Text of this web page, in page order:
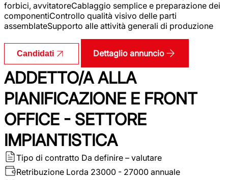
forbici, avvitatoreCablaggio semplice e preparazione dei
componentiControllo qualità visivo delle parti
assemblateSupporto alle attività generali di produzione
Candidati Dettaglio annuncio
ADDETTO/A ALLA
PIANIFICAZIONE E FRONT
OFFICE - SETTORE
IMPIANTISTICA
Tipo di contratto Da definire – valutare
Retribuzione Lorda 23000 - 27000 annuale